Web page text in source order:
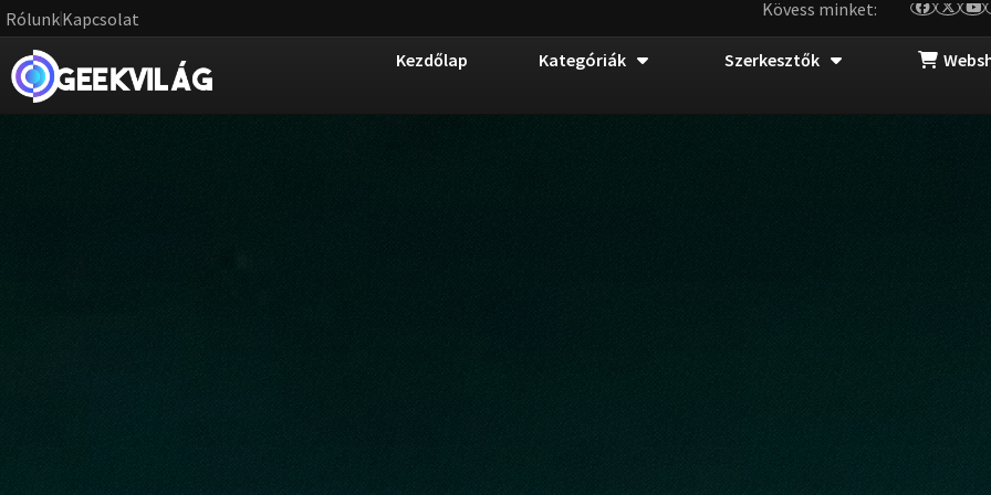
RólunkKapcsolat Kövess minket:
Kezdőlap Kategóriák Szerkesztők